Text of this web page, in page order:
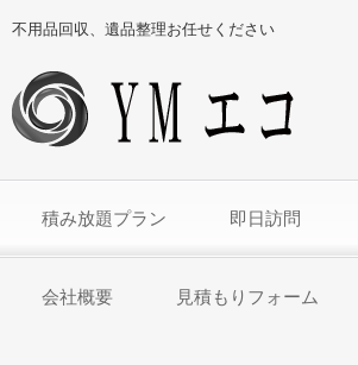
不用品回収、遺品整理お任せください
積み放題プラン 即日訪問
会社概要 見積もりフォーム